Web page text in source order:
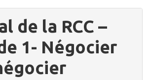
de la RCC –
1- Négocier